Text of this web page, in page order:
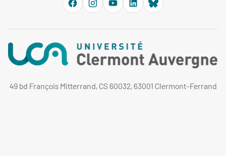
49 bd François Mitterrand, CS 60032, 63001 Clermont-Ferrand